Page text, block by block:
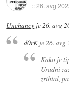
::26. avg
Unchancy je26. avg
d0rKje26. avg
Kako je
Uradni
zrihtal,